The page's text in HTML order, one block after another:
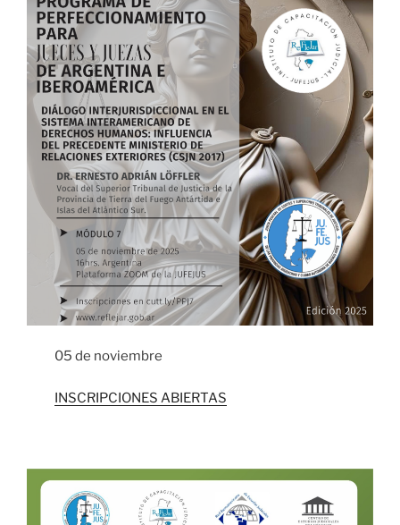
05 de noviembre
INSCRIPCIONES ABIERTAS